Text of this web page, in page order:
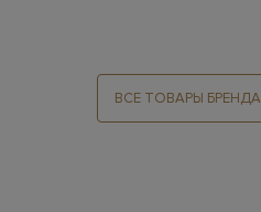
ВСЕ ТОВАРЫ БРЕНДА